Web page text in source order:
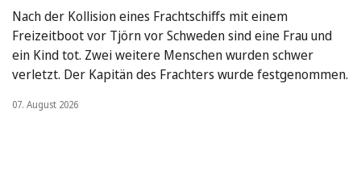
Nach der Kollision eines Frachtschiffs mit einem
Freizeitboot vor Tjörn vor Schweden sind eine Frau und
ein Kind tot. Zwei weitere Menschen wurden schwer
verletzt. Der Kapitän des Frachters wurde festgenommen.
07. August 2026